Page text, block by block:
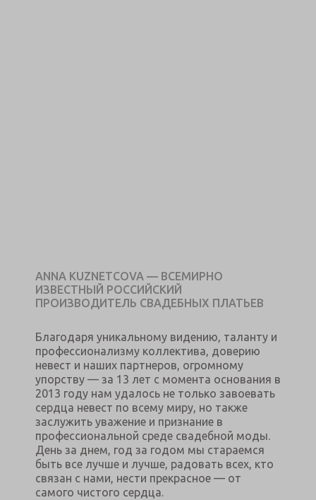
ANNA KUZNETCOVA — ВСЕМИРНО
ИЗВЕСТНЫЙ РОССИЙСКИЙ
ПРОИЗВОДИТЕЛЬ СВАДЕБНЫХ ПЛАТЬЕВ
Благодаря уникальному видению, таланту и
профессионализму коллектива, доверию
невест и наших партнеров, огромному
упорству — за 13 лет с момента основания в
2013 году нам удалось не только завоевать
сердца невест по всему миру, но также
заслужить уважение и признание в
профессиональной среде свадебной моды.
День за днем, год за годом мы стараемся
быть все лучше и лучше, радовать всех, кто
связан с нами, нести прекрасное — от
самого чистого сердца.